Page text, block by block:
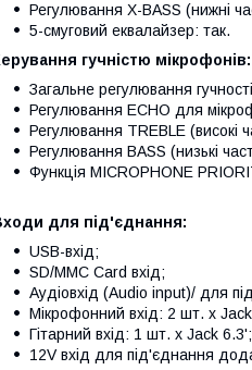
Регулювання X-BASS (нижні
5-смуговий еквалайзер: так.
гучністю мікрофонів:
Загальне регулювання
Регулювання ECHO для
Регулювання TREBLE (високі
Регулювання BASS (низькі
Функція MICROPHONE
для під'єднання:
USB-вхід;
SD/MMC Card вхід;
Аудіовхід (Audio input)/ для
Мікрофонний вхід: 2 шт. х
Гітарний вхід: 1 шт. х Jack 6.3';
12V вхід для під'єднання